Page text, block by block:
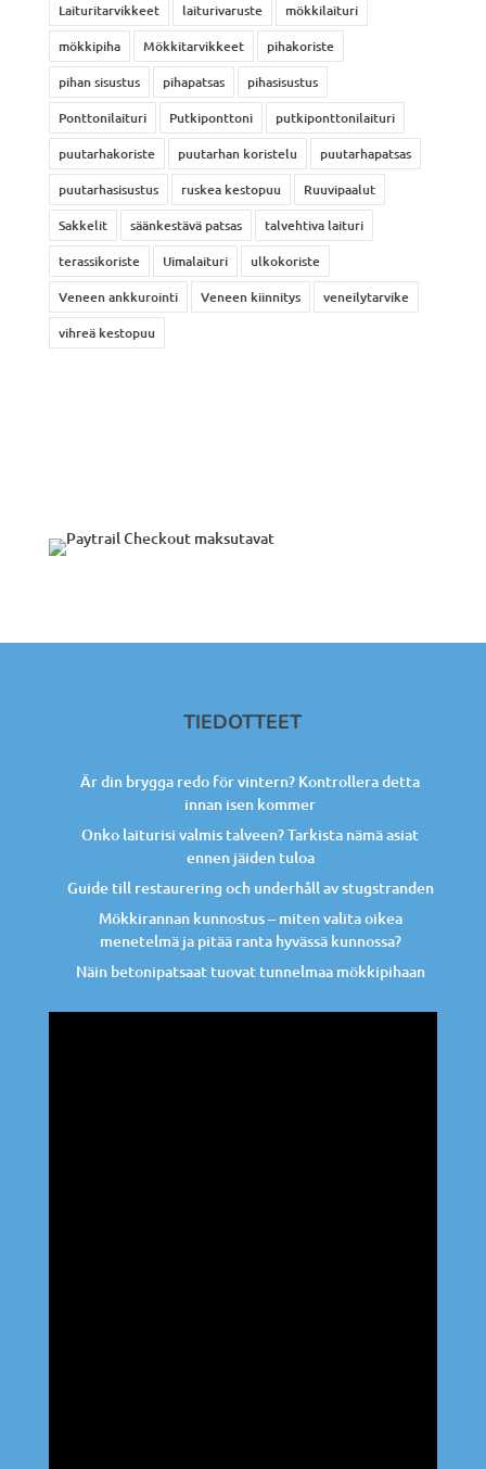
Laituritarvikkeet laiturivaruste
mökkilaituri
mökkipiha
Mökkitarvikkeet
pihakoriste
pihan sisustus
pihapatsas
pihasisustus
Ponttonilaituri
Putkiponttoni
putkiponttonilaituri
puutarhakoriste
puutarhan koristelu
puutarhapatsas
puutarhasisustus
ruskea kestopuu
Ruuvipaalut
Sakkelit
säänkestävä patsas
talvehtiva laituri
terassikoriste
Uimalaituri
ulkokoriste
Veneen ankkurointi
Veneen kiinnitys
veneilytarvike
vihreä kestopuu
TIEDOTTEET
Är din brygga redo för vintern? Kontrollera detta
innan isen kommer
Onko laiturisi valmis talveen? Tarkista nämä asiat
ennen jäiden tuloa
Guide till restaurering och underhåll av stugstranden
Mökkirannan kunnostus – miten valita oikea
menetelmä ja pitää ranta hyvässä kunnossa?
Näin betonipatsaat tuovat tunnelmaa mökkipihaan